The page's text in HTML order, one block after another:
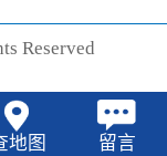
很多厂家在利
Reserved
地图 留言